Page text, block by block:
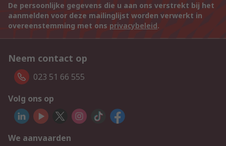
De persoonlijke gegevens die u aan ons verstrekt bij het
aanmelden voor deze mailinglijst worden verwerkt in
overeenstemming met ons privacybeleid.
Neem contact op
023 51 66 555
Volg ons op
We aanvaarden